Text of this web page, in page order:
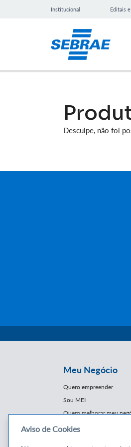
Institucional Editais
Desculpe, não foi
Meu Negócio
Quero empreender
Sou MEI
Quero melhorar meu
Aviso de Cookies